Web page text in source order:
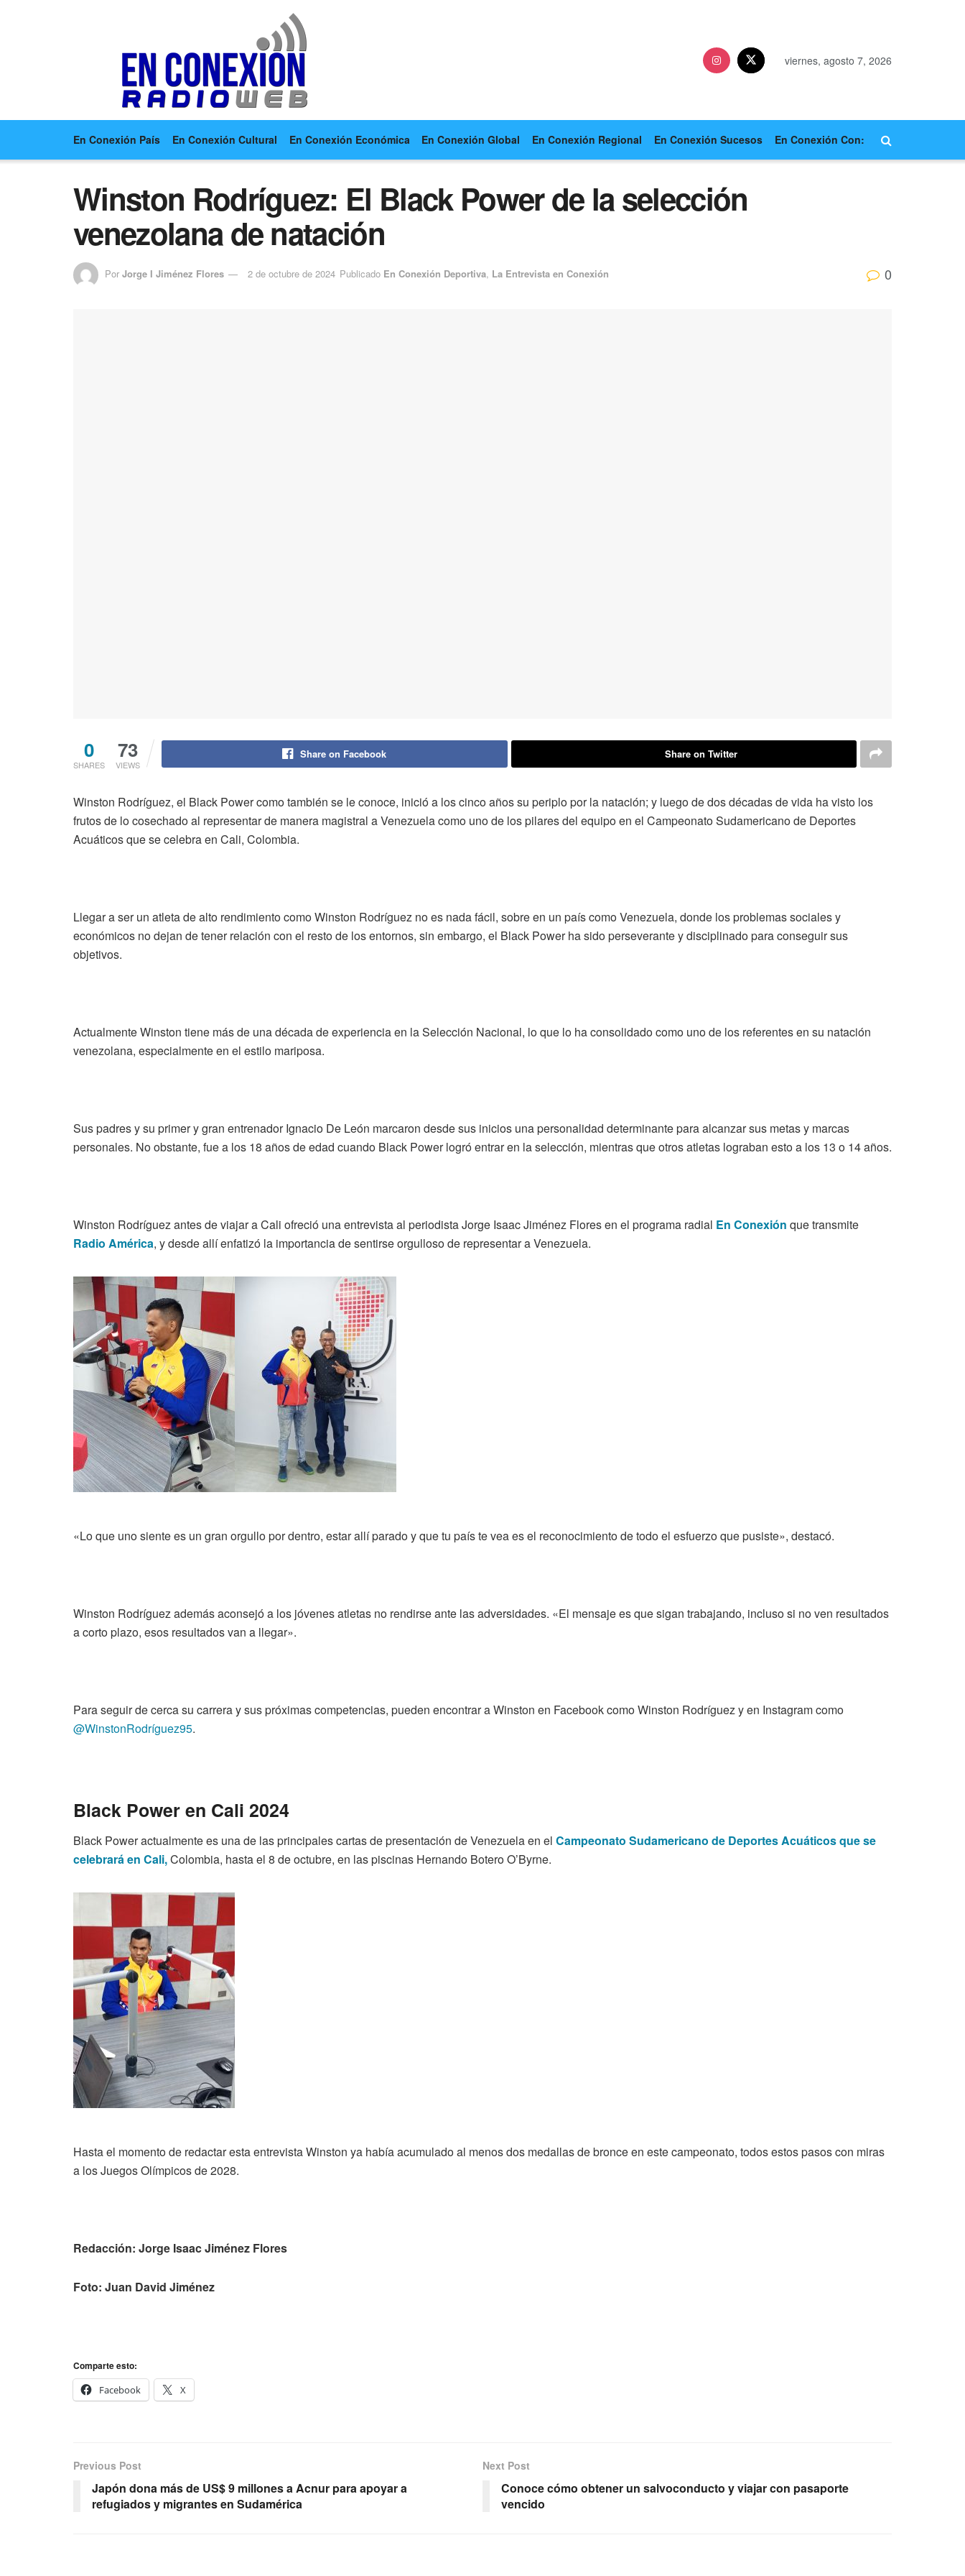
viernes, agosto 7, 2026
En Conexión País En Conexión Cultural En Conexión Económica En Conexión Global En Conexión Regional En Conexión Sucesos En Conexión Con:
Winston Rodríguez: El Black Power de la selección
venezolana de natación
Por Jorge I Jiménez Flores 2 de octubre de 2024 Publicado En Conexión Deportiva, La Entrevista en Conexión 0
0
SHARES
73
VIEWS
Share on Facebook Share on Twitter
Winston Rodríguez, el Black Power como también se le conoce, inició a los cinco años su periplo por la natación; y luego de dos décadas de vida ha visto los
frutos de lo cosechado al representar de manera magistral a Venezuela como uno de los pilares del equipo en el Campeonato Sudamericano de Deportes
Acuáticos que se celebra en Cali, Colombia.
Llegar a ser un atleta de alto rendimiento como Winston Rodríguez no es nada fácil, sobre en un país como Venezuela, donde los problemas sociales y
económicos no dejan de tener relación con el resto de los entornos, sin embargo, el Black Power ha sido perseverante y disciplinado para conseguir sus
objetivos.
Actualmente Winston tiene más de una década de experiencia en la Selección Nacional, lo que lo ha consolidado como uno de los referentes en su natación
venezolana, especialmente en el estilo mariposa.
Sus padres y su primer y gran entrenador Ignacio De León marcaron desde sus inicios una personalidad determinante para alcanzar sus metas y marcas
personales. No obstante, fue a los 18 años de edad cuando Black Power logró entrar en la selección, mientras que otros atletas lograban esto a los 13 o 14 años.
Winston Rodríguez antes de viajar a Cali ofreció una entrevista al periodista Jorge Isaac Jiménez Flores en el programa radial En Conexión que transmite
Radio América, y desde allí enfatizó la importancia de sentirse orgulloso de representar a Venezuela.
«Lo que uno siente es un gran orgullo por dentro, estar allí parado y que tu país te vea es el reconocimiento de todo el esfuerzo que pusiste», destacó.
Winston Rodríguez además aconsejó a los jóvenes atletas no rendirse ante las adversidades. «El mensaje es que sigan trabajando, incluso si no ven resultados
a corto plazo, esos resultados van a llegar».
Para seguir de cerca su carrera y sus próximas competencias, pueden encontrar a Winston en Facebook como Winston Rodríguez y en Instagram como
@WinstonRodríguez95.
Black Power en Cali 2024
Black Power actualmente es una de las principales cartas de presentación de Venezuela en el Campeonato Sudamericano de Deportes Acuáticos que se
celebrará en Cali,Colombia, hasta el 8 de octubre, en las piscinas Hernando Botero O’Byrne.
Hasta el momento de redactar esta entrevista Winston ya había acumulado al menos dos medallas de bronce en este campeonato, todos estos pasos con miras
a los Juegos Olímpicos de 2028.
Redacción: Jorge Isaac Jiménez Flores
Foto: Juan David Jiménez
Comparte esto:
Facebook
X
Previous Post
Japón dona más de US$ 9 millones a Acnur para apoyar a
refugiados y migrantes en Sudamérica
Next Post
Conoce cómo obtener un salvoconducto y viajar con pasaporte
vencido